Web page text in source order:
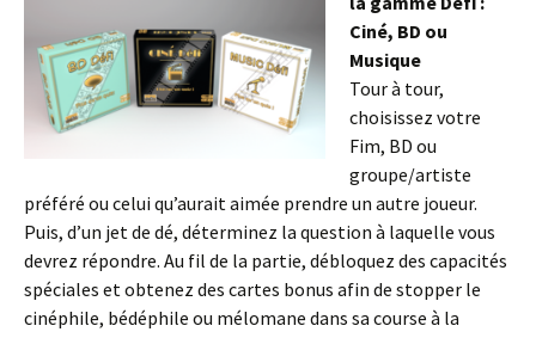
Ciné, BD ou
Musique
Tour à tour,
choisissez votre
Fim, BD ou
groupe/artiste
préféré ou celui qu’aurait aimée prendre un autre joueur.
Puis, d’un jet de dé, déterminez la question à laquelle vous
devrez répondre. Au fil de la partie, débloquez des capacités
spéciales et obtenez des cartes bonus afin de stopper le
cinéphile, bédéphile ou mélomane dans sa course à la